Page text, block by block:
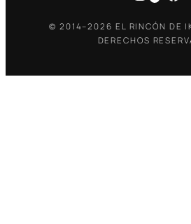
© 2014–2026 EL RINCÓN DE
DERECHOS